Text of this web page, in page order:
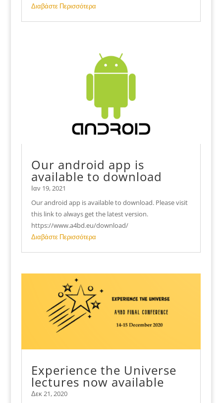
Διαβάστε Περισσότερα
Our android app is
available to download
Ιαν 19, 2021
Our android app is available to download. Please visit
this link to always get the latest version.
https://www.a4bd.eu/download/
Διαβάστε Περισσότερα
Experience the Universe
lectures now available
Δεκ 21, 2020